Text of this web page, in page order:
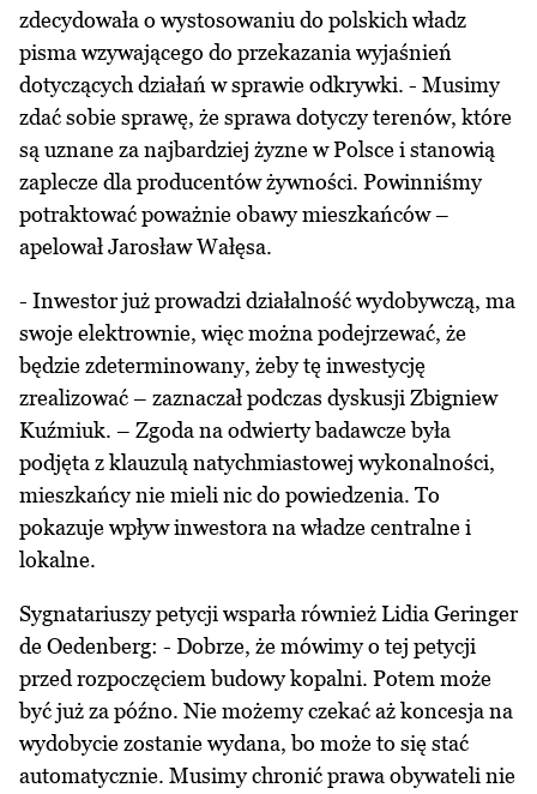
zdecydowała o wystosowaniu do polskich władz
pisma wzywającego do przekazania wyjaśnień
dotyczących działań w sprawie odkrywki. - Musimy
zdać sobie sprawę, że sprawa dotyczy terenów, które
są uznane za najbardziej żyzne w Polsce i stanowią
zaplecze dla producentów żywności. Powinniśmy
potraktować poważnie obawy mieszkańców –
apelował Jarosław Wałęsa.
- Inwestor już prowadzi działalność wydobywczą, ma
swoje elektrownie, więc można podejrzewać, że
będzie zdeterminowany, żeby tę inwestycję
zrealizować – zaznaczał podczas dyskusji Zbigniew
Kuźmiuk. – Zgoda na odwierty badawcze była
podjęta z klauzulą natychmiastowej wykonalności,
mieszkańcy nie mieli nic do powiedzenia. To
pokazuje wpływ inwestora na władze centralne i
lokalne.
Sygnatariuszy petycji wsparła również Lidia Geringer
de Oedenberg: - Dobrze, że mówimy o tej petycji
przed rozpoczęciem budowy kopalni. Potem może
być już za późno. Nie możemy czekać aż koncesja na
wydobycie zostanie wydana, bo może to się stać
automatycznie. Musimy chronić prawa obywateli nie